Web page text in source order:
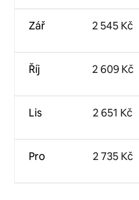
Zář
Říj
Lis
Pro
2 545 Kč
2 609 Kč
2 651 Kč
2 735 Kč